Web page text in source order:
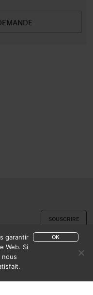
garantir
Web. Si
nous
OK